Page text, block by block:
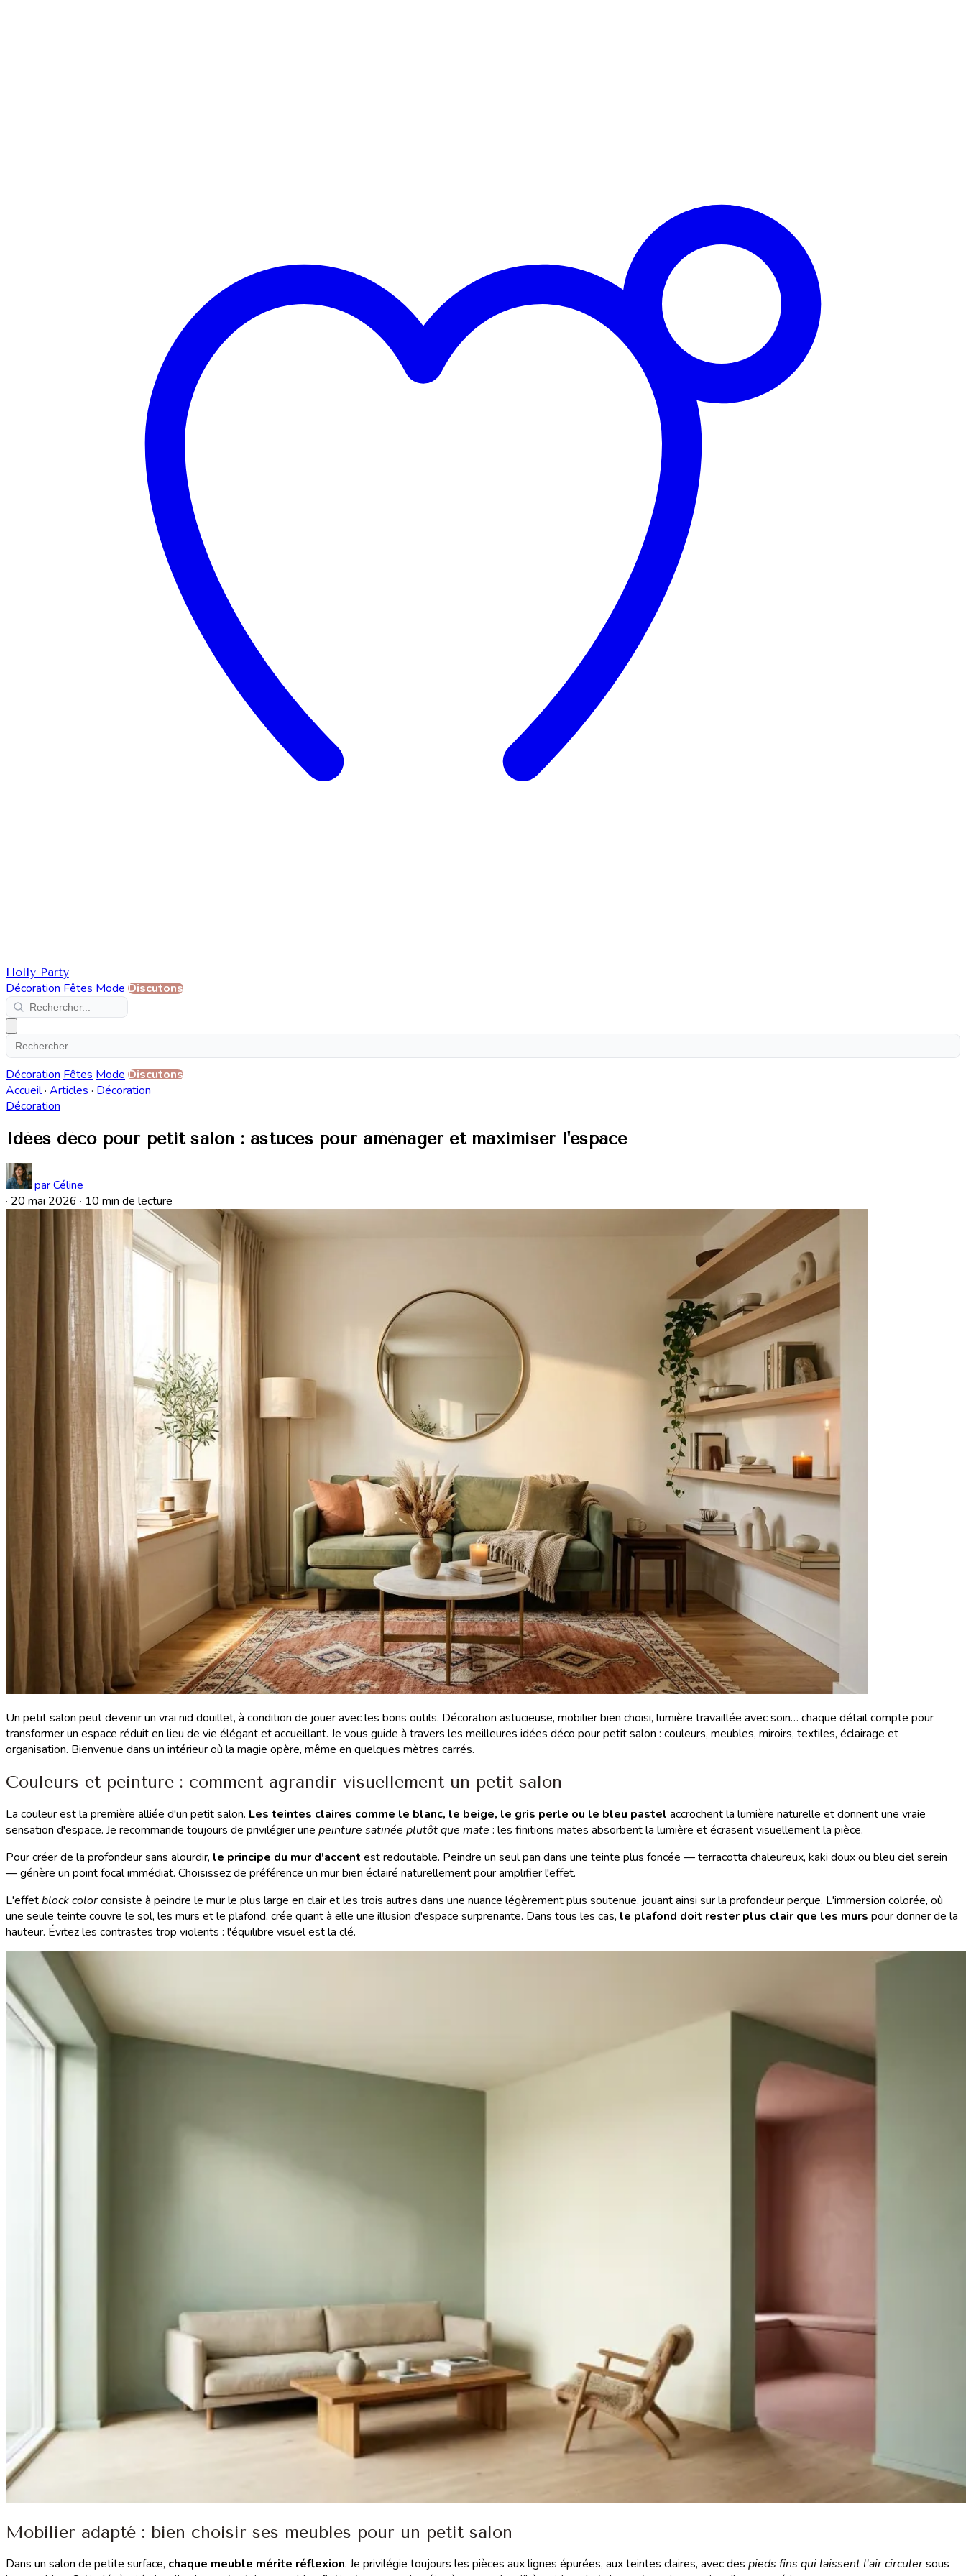
Holly Party
Décoration Fêtes Mode Discutons
Décoration Fêtes Mode Discutons
Accueil· Articles · Décoration
Décoration
Idées déco pour petit salon : astuces pour aménager et maximiser l'espace
par Céline
· 20 mai 2026 · 10 min de lecture
Un petit salon peut devenir un vrai nid douillet, à condition de jouer avec les bons outils. Décoration astucieuse, mobilier bien choisi, lumière travaillée avec soin… chaque détail compte pour
transformer un espace réduit en lieu de vie élégant et accueillant. Je vous guide à travers les meilleures idées déco pour petit salon : couleurs, meubles, miroirs, textiles, éclairage et
organisation. Bienvenue dans un intérieur où la magie opère, même en quelques mètres carrés.
Couleurs et peinture : comment agrandir visuellement un petit salon
La couleur est la première alliée d'un petit salon. Les teintes claires comme le blanc, le beige, le gris perle ou le bleu pastel accrochent la lumière naturelle et donnent une vraie
sensation d'espace. Je recommande toujours de privilégier une peinture satinée plutôt que mate : les finitions mates absorbent la lumière et écrasent visuellement la pièce.
Pour créer de la profondeur sans alourdir, le principe du mur d'accent est redoutable. Peindre un seul pan dans une teinte plus foncée — terracotta chaleureux, kaki doux ou bleu ciel serein
— génère un point focal immédiat. Choisissez de préférence un mur bien éclairé naturellement pour amplifier l'effet.
L'effetblock colorconsiste à peindre le mur le plus large en clair et les trois autres dans une nuance légèrement plus soutenue, jouant ainsi sur la profondeur perçue. L'immersion colorée, où
une seule teinte couvre le sol, les murs et le plafond, crée quant à elle une illusion d'espace surprenante. Dans tous les cas, le plafond doit rester plus clair que les murs pour donner de la
hauteur. Évitez les contrastes trop violents : l'équilibre visuel est la clé.
Mobilier adapté : bien choisir ses meubles pour un petit salon
Dans un salon de petite surface, chaque meuble mérite réflexion. Je privilégie toujours les pièces aux lignes épurées, aux teintes claires, avec des pieds fins qui laissent l'air circulersous